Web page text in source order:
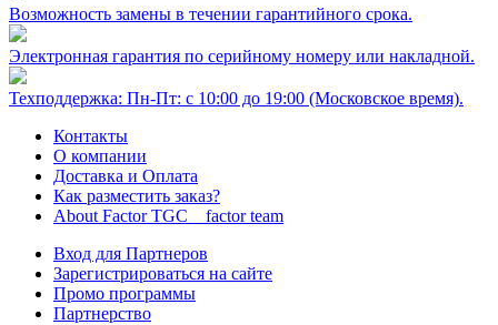
Возможность замены в течении гарантийного срока.
Электронная гарантия по серийному номеру или накладной.
Техподдержка: Пн-Пт: с 10:00 до 19:00 (Московское время).
Контакты
О компании
Доставка и Оплата
Как разместить заказ?
About Factor TGC _ factor team
Вход для Партнеров
Зарегистрироваться на сайте
Промо программы
Партнерство